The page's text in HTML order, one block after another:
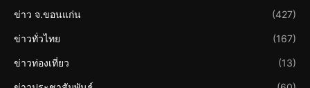
ข่าว จ.ขอนแก่น (427)
ข่าวทั่วไทย (167)
ข่าวท่องเที่ยว (13)